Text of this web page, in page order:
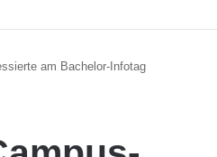
Schützenhilfe?
am Bachelor-Infotag